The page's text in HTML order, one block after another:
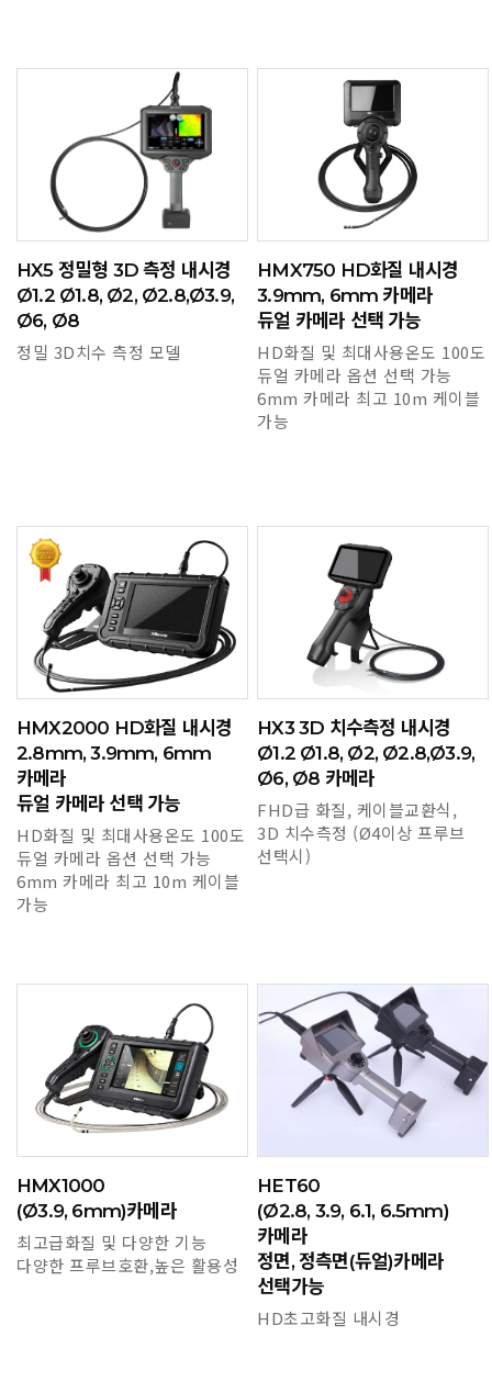
HX5 정밀형 3D 측정 내시경
Ø1.2 Ø1.8, Ø2, Ø2.8,Ø3.9,
Ø6, Ø8
정밀 3D치수 측정 모델
HMX750 HD화질 내시경
3.9mm, 6mm 카메라
듀얼 카메라 선택 가능
HD화질 및 최대사용온도 100도
듀얼 카메라 옵션 선택 가능
6mm 카메라 최고 10m 케이블
가능
HMX2000 HD화질 내시경
2.8mm, 3.9mm, 6mm
카메라
듀얼 카메라 선택 가능
HD화질 및 최대사용온도 100도
듀얼 카메라 옵션 선택 가능
6mm 카메라 최고 10m 케이블
가능
HX3 3D 치수측정 내시경
Ø1.2 Ø1.8, Ø2, Ø2.8,Ø3.9,
Ø6, Ø8 카메라
FHD급 화질, 케이블교환식,
3D 치수측정 (Ø4이상 프루브
선택시)
HMX1000
(Ø3.9, 6mm)카메라
최고급화질 및 다양한 기능
다양한 프루브호환,높은 활용성
HET60
(Ø2.8, 3.9, 6.1, 6.5mm)
카메라
정면, 정측면(듀얼)카메라
선택가능
HD초고화질 내시경